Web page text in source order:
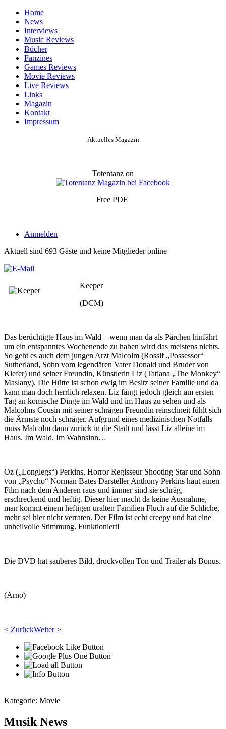
Home
News
Interviews
Music Reviews
Bücher
Fanzines
Games Reviews
Movie Reviews
Live Reviews
Links
Magazin
Kontakt
Impressum
Aktuelles Magazin
Totentanz on
Free PDF
Anmelden
Aktuell sind 693 Gäste und keine Mitglieder online
Keeper
(DCM)
Das berüchtigte Haus im Wald – wenn man da als Pärchen hinfährt
um ein entspanntes Wochenende zu haben wird das meistens nichts.
So geht es auch dem jungen Arzt Malcolm (Rossif „Possessor“
Sutherland, Sohn vom legendären Vater Donald und Bruder von
Kiefer) und seiner Freundin, Künstlerin Liz (Tatiana „The Monkey“
Maslany). Die Hütte ist schon ewig im Besitz seiner Familie und da
kann man doch herrlich relaxen. Liz fängt jedoch gleich am ersten
Tag an komische Dinge im Wald und im Haus zu sehen und als
Malcolms Cousin mit seiner schrägen Freundin reinschneit fühlt sich
die Ärmste noch schräger. Aufgrund eines medizinischen Notfalls
muss Malcolm dann zurück in die Stadt und lässt Liz alleine im
Haus. Im Wald. Im Wahnsinn…
Oz („Longlegs“) Perkins, Horror Regisseur Shooting Star und Sohn
von „Psycho“ Norman Bates Darsteller Anthony Perkins haut einen
Film nach dem Anderen raus und immer sind sie schräg,
erschreckend und heftig. Dieser hier macht da keine Ausnahme,
man kommt einem heftigen uralten Familien Fluch auf die Schliche,
mehr sei hier nicht verraten. Der Film ist echt creepy und hat eine
unheilvolle Stimmung. Funktioniert!
Die DVD hat sauberes Bild, druckvollen Ton und Trailer als Bonus.
(Arno)
< ZurückWeiter >
Kategorie: Movie
Musik News